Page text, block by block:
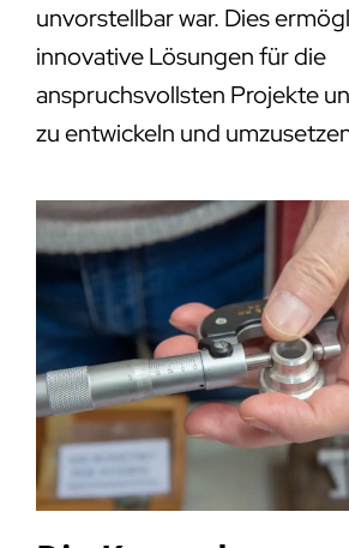
unvorstellbar war. Dies
innovative Lösungen für die
anspruchsvollsten Projekte
zu entwickeln und